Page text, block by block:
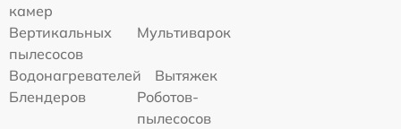
камер
Вертикальных
пылесосов
Мультиварок
Водонагревателей
Вытяжек
Блендеров
Роботов-
пылесосов